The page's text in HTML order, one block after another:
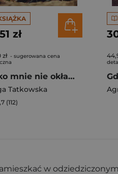
zł
- sugerowana cena
Tylko mnie nie okłamuj
Tatkowska
(112)
w